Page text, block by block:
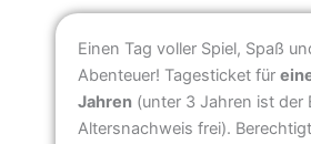
Einen Tag voller Spiel, Spaß
Abenteuer! Tagesticket für
Jahren (unter 3 Jahren ist der
Altersnachweis frei).